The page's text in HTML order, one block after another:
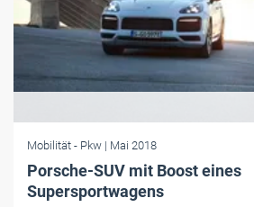
Mobilität - Pkw | Mai 2018
Porsche-SUV mit Boost eines
Supersportwagens